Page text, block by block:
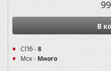
В
СПб -8
Мск - Много